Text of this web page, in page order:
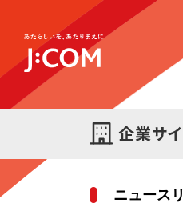
テ
ほけ
ニュース